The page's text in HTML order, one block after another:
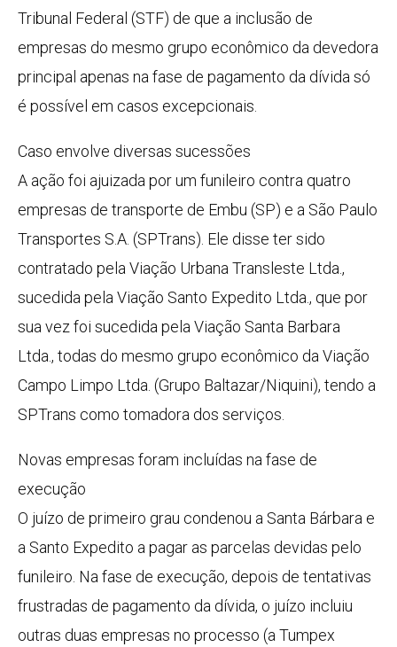
Tribunal Federal (STF) de que a inclusão de
empresas do mesmo grupo econômico da devedora
principal apenas na fase de pagamento da dívida só
é possível em casos excepcionais.
Caso envolve diversas sucessões
A ação foi ajuizada por um funileiro contra quatro
empresas de transporte de Embu (SP) e a São Paulo
Transportes S.A. (SPTrans). Ele disse ter sido
contratado pela Viação Urbana Transleste Ltda.,
sucedida pela Viação Santo Expedito Ltda., que por
sua vez foi sucedida pela Viação Santa Barbara
Ltda., todas do mesmo grupo econômico da Viação
Campo Limpo Ltda. (Grupo Baltazar/Niquini), tendo a
SPTrans como tomadora dos serviços.
Novas empresas foram incluídas na fase de
execução
O juízo de primeiro grau condenou a Santa Bárbara e
a Santo Expedito a pagar as parcelas devidas pelo
funileiro. Na fase de execução, depois de tentativas
frustradas de pagamento da dívida, o juízo incluiu
outras duas empresas no processo (a Tumpex